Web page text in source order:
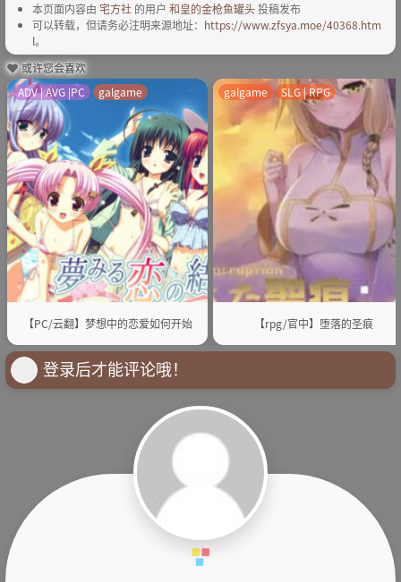
本页面内容由 宅方社 的用户 和皇的金枪鱼罐头投稿发布
可以转载，但请务必注明来源地址： https://www.zfsya.moe/40368.htm
l。
或许您会喜欢
【PC/云翻】梦想中的恋爱如何开始
ADV | AVG |PC galgame
【rpg/官中】堕落的圣痕
galgame SLG | RPG
登录后才能评论哦！